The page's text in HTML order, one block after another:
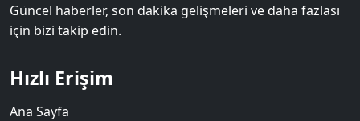
Güncel haberler, son dakika gelişmeleri ve daha fazlası
için bizi takip edin.
Hızlı Erişim
Ana Sayfa